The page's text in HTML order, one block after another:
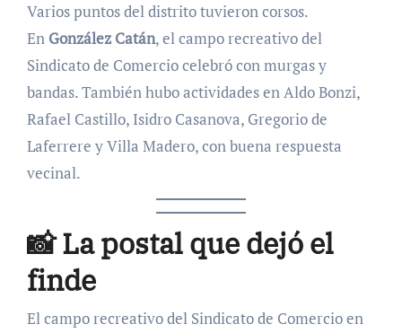
Varios puntos del distrito tuvieron corsos.
En González Catán, el campo recreativo del
Sindicato de Comercio celebró con murgas y
bandas. También hubo actividades en Aldo Bonzi,
Rafael Castillo, Isidro Casanova, Gregorio de
Laferrere y Villa Madero, con buena respuesta
vecinal.
📸 La postal que dejó el
finde
El campo recreativo del Sindicato de Comercio en